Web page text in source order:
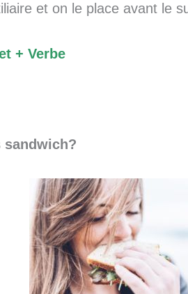
et on le place avant le
+ Verbe
sandwich?